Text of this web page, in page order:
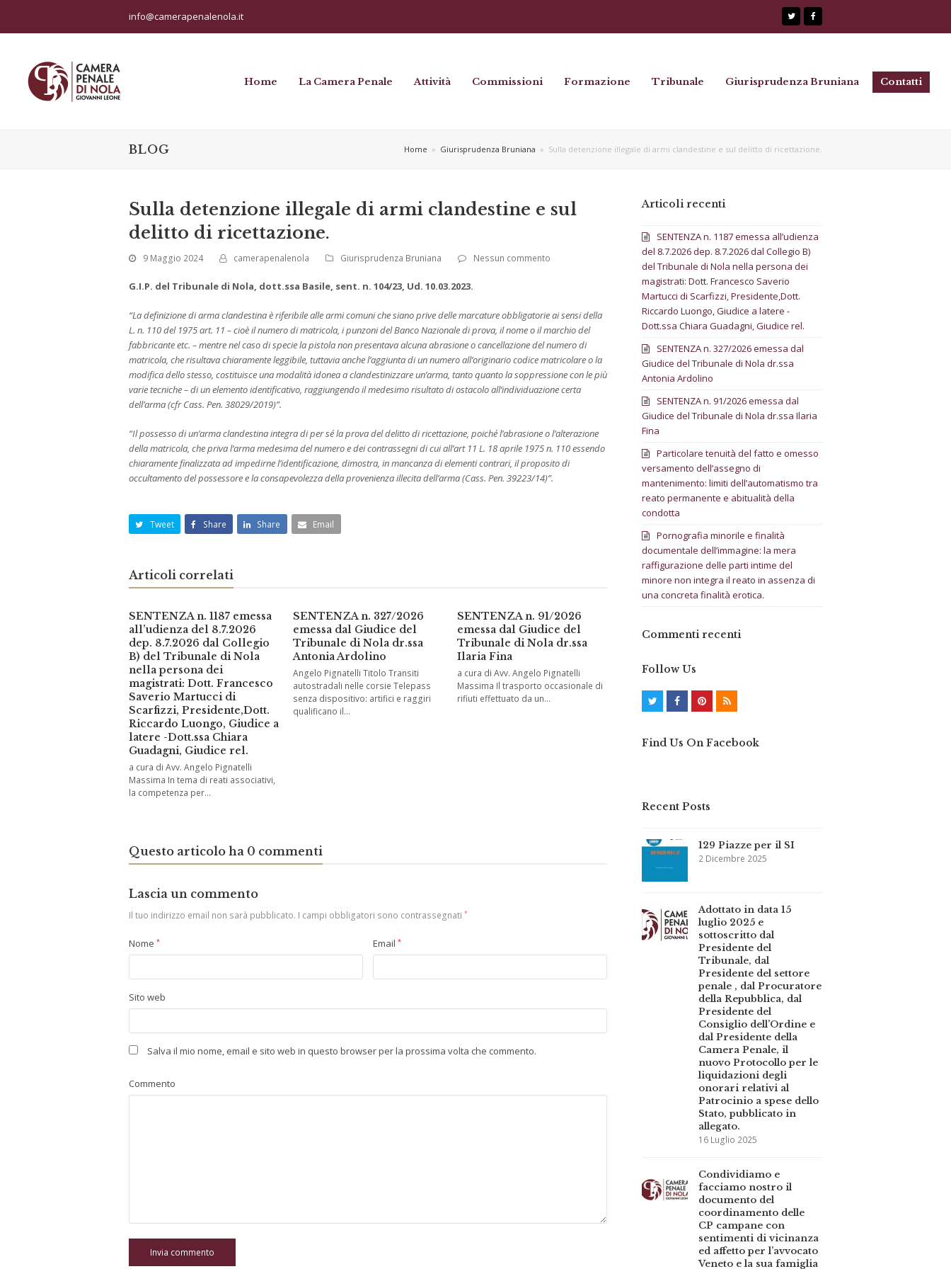
info@camerapenalenola.it Twitter
Home La Camera Penale Attività Commissioni Formazione Tribunale Giurisprudenza Bruniana Contatti
BLOG Home » Giurisprudenza Bruniana » Sulla detenzione illegale di armi clandestine e sul delitto di ricettazione.
Sulla detenzione illegale di armi clandestine e sul
delitto di ricettazione.
9 Maggio 2024 camerapenalenola Giurisprudenza Bruniana Nessun commento
G.I.P. del Tribunale di Nola, dott.ssa Basile, sent. n. 104/23, Ud. 10.03.2023.
“La definizione di arma clandestina è riferibile alle armi comuni che siano prive delle marcature obbligatorie ai sensi della
L. n. 110 del 1975 art. 11 – cioè il numero di matricola, i punzoni del Banco Nazionale di prova, il nome o il marchio del
fabbricante etc. – mentre nel caso di specie la pistola non presentava alcuna abrasione o cancellazione del numero di
matricola, che risultava chiaramente leggibile, tuttavia anche l’aggiunta di un numero all’originario codice matricolare o la
modifica dello stesso, costituisce una modalità idonea a clandestinizzare un’arma, tanto quanto la soppressione con le più
varie tecniche – di un elemento identificativo, raggiungendo il medesimo risultato di ostacolo all’individuazione certa
dell’arma (cfr Cass. Pen. 38029/2019)”.
“Il possesso di un’arma clandestina integra di per sé la prova del delitto di ricettazione, poiché l’abrasione o l’alterazione
della matricola, che priva l’arma medesima del numero e dei contrassegni di cui all’art 11 L. 18 aprile 1975 n. 110 essendo
chiaramente finalizzata ad impedirne l’identificazione, dimostra, in mancanza di elementi contrari, il proposito di
occultamento del possessore e la consapevolezza della provenienza illecita dell’arma (Cass. Pen. 39223/14)”.
Tweet Share Share Email
Articoli correlati
SENTENZA n. 1187 emessa
all’udienza del 8.7.2026
dep. 8.7.2026 dal Collegio
B) del Tribunale di Nola
nella persona dei
magistrati: Dott. Francesco
Saverio Martucci di
Scarfizzi, Presidente,Dott.
Riccardo Luongo, Giudice a
latere -Dott.ssa Chiara
Guadagni, Giudice rel.
a cura di Avv. Angelo Pignatelli
Massima In tema di reati associativi,
la competenza per…
SENTENZA n. 327/2026
emessa dal Giudice del
Tribunale di Nola dr.ssa
Antonia Ardolino
Angelo Pignatelli Titolo Transiti
autostradali nelle corsie Telepass
senza dispositivo: artifici e raggiri
qualificano il…
SENTENZA n. 91/2026
emessa dal Giudice del
Tribunale di Nola dr.ssa
Ilaria Fina
a cura di Avv. Angelo Pignatelli
Massima Il trasporto occasionale di
rifiuti effettuato da un…
Questo articolo ha 0 commenti
Lascia un commento
Il tuo indirizzo email non sarà pubblicato. I campi obbligatori sono contrassegnati *
Nome * Email *
Sito web
Salva il mio nome, email e sito web in questo browser per la prossima volta che commento.
Commento
Articoli recenti
SENTENZA n. 1187 emessa all’udienza
del 8.7.2026 dep. 8.7.2026 dal Collegio B)
del Tribunale di Nola nella persona dei
magistrati: Dott. Francesco Saverio
Martucci di Scarfizzi, Presidente,Dott.
Riccardo Luongo, Giudice a latere -
Dott.ssa Chiara Guadagni, Giudice rel.
SENTENZA n. 327/2026 emessa dal
Giudice del Tribunale di Nola dr.ssa
Antonia Ardolino
SENTENZA n. 91/2026 emessa dal
Giudice del Tribunale di Nola dr.ssa Ilaria
Fina
Particolare tenuità del fatto e omesso
versamento dell’assegno di
mantenimento: limiti dell’automatismo tra
reato permanente e abitualità della
condotta
Pornografia minorile e finalità
documentale dell’immagine: la mera
raffigurazione delle parti intime del
minore non integra il reato in assenza di
una concreta finalità erotica.
Commenti recenti
Follow Us
i
e
c
o
k
n
r
s
R
S
Find Us On Facebook
Recent Posts
129 Piazze per il SI
2 Dicembre 2025
Adottato in data 15
luglio 2025 e
sottoscritto dal
Presidente del
Tribunale, dal
Presidente del settore
penale , dal Procuratore
della Repubblica, dal
Presidente del
Consiglio dell’Ordine e
dal Presidente della
Camera Penale, il
nuovo Protocollo per le
liquidazioni degli
onorari relativi al
Patrocinio a spese dello
Stato, pubblicato in
allegato.
16 Luglio 2025
Condividiamo e
facciamo nostro il
documento del
coordinamento delle
CP campane con
sentimenti di vicinanza
ed affetto per l’avvocato
Veneto e la sua famiglia